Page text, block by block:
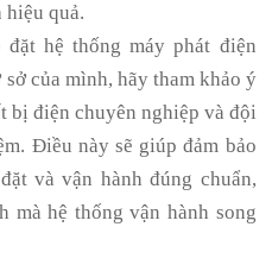
hiệu quả.
đặt hệ thống máy phát điện
của mình, hãy tham khảo ý
bị điện chuyên nghiệp và đội
Điều này sẽ giúp đảm bảo
và vận hành đúng chuẩn,
hệ thống vận hành song